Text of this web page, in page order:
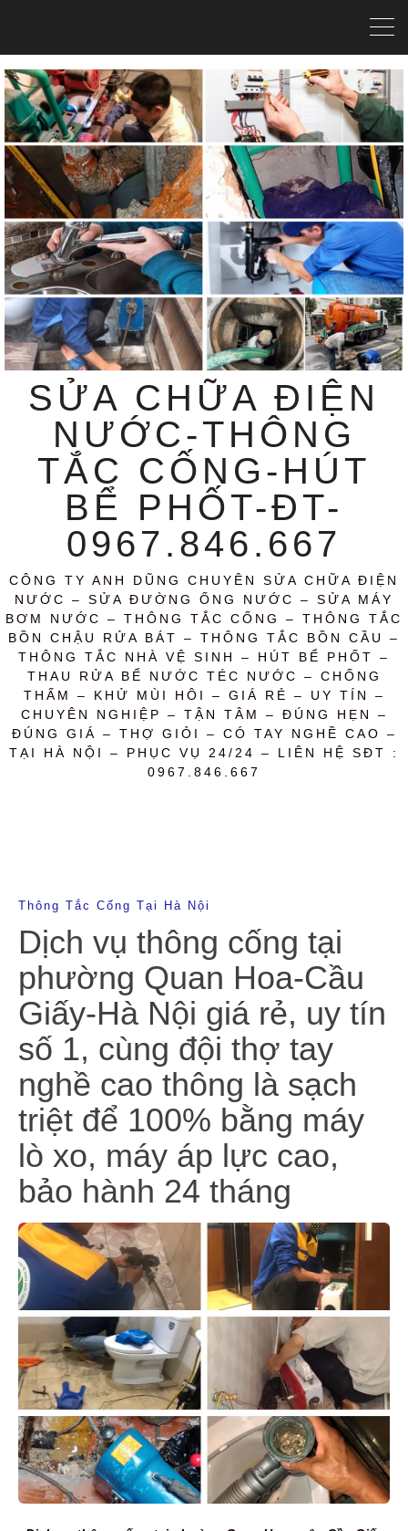
SỬA CHỮA ĐIỆN
NƯỚC-THÔNG
TẮC CỐNG-HÚT
BỂ PHỐT-ĐT-
0967.846.667
CÔNG TY ANH DŨNG CHUYÊN SỬA CHỮA ĐIỆN
NƯỚC – SỬA ĐƯỜNG ỐNG NƯỚC – SỬA MÁY
BƠM NƯỚC – THÔNG TẮC CỐNG – THÔNG TẮC
BỒN CHẬU RỬA BÁT – THÔNG TẮC BỒN CẦU –
THÔNG TẮC NHÀ VỆ SINH – HÚT BỂ PHỐT –
THAU RỬA BỂ NƯỚC TÉC NƯỚC – CHỐNG
THẤM – KHỬ MÙI HÔI – GIÁ RẺ – UY TÍN –
CHUYÊN NGHIỆP – TẬN TÂM – ĐÚNG HẸN –
ĐÚNG GIÁ – THỢ GIỎI – CÓ TAY NGHỀ CAO –
TẠI HÀ NỘI – PHỤC VỤ 24/24 – LIÊN HỆ SĐT :
0967.846.667
Thông Tắc Cống Tại Hà Nội
Dịch vụ thông cống tại
phường Quan Hoa-Cầu
Giấy-Hà Nội giá rẻ, uy tín
số 1, cùng đội thợ tay
nghề cao thông là sạch
triệt để 100% bằng máy
lò xo, máy áp lực cao,
bảo hành 24 tháng